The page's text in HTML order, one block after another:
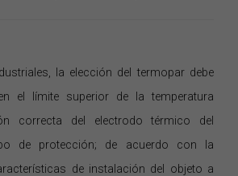
la elección del termopar debe
el límite superior de la temperatura
correcta del electrodo térmico del
de protección; de acuerdo con la
de instalación del objeto a